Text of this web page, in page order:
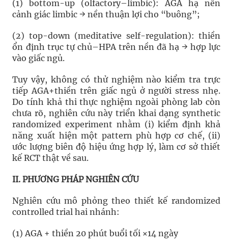
(1) bottom-up (olfactory–limbic): AGA hạ nền
cảnh giác limbic → nền thuận lợi cho “buông”;
(2) top-down (meditative self-regulation): thiền
ổn định trục tự chủ–HPA trên nền đã hạ → hợp lực
vào giấc ngủ.
Tuy vậy, không có thử nghiệm nào kiểm tra trực
tiếp AGA+thiền trên giấc ngủ ở người stress nhẹ.
Do tính khả thi thực nghiệm ngoài phòng lab còn
chưa rõ, nghiên cứu này triển khai dạng synthetic
randomized experiment nhằm (i) kiểm định khả
năng xuất hiện một pattern phù hợp cơ chế, (ii)
ước lượng biên độ hiệu ứng hợp lý, làm cơ sở thiết
kế RCT thật về sau.
II. PHƯƠNG PHÁP NGHIÊN CỨU
Nghiên cứu mô phỏng theo thiết kế randomized
controlled trial hai nhánh:
(1) AGA + thiền 20 phút buổi tối ×14 ngày